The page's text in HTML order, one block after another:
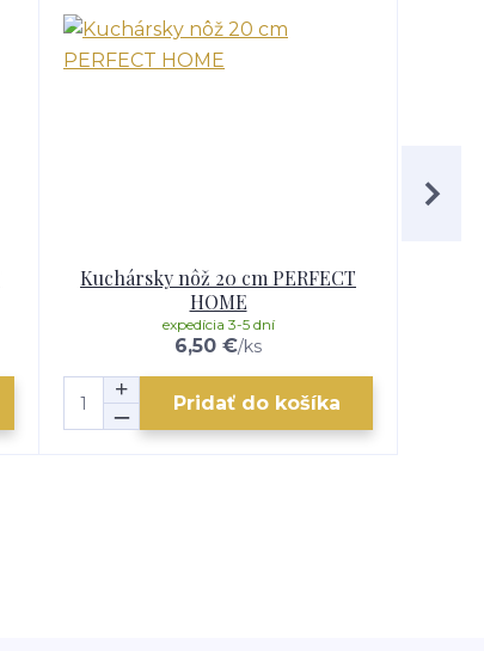
Kuchársky nôž 20 cm PERFECT
HOME
6,50 €/ks
expedícia 3-5 dní
Pridať do košíka